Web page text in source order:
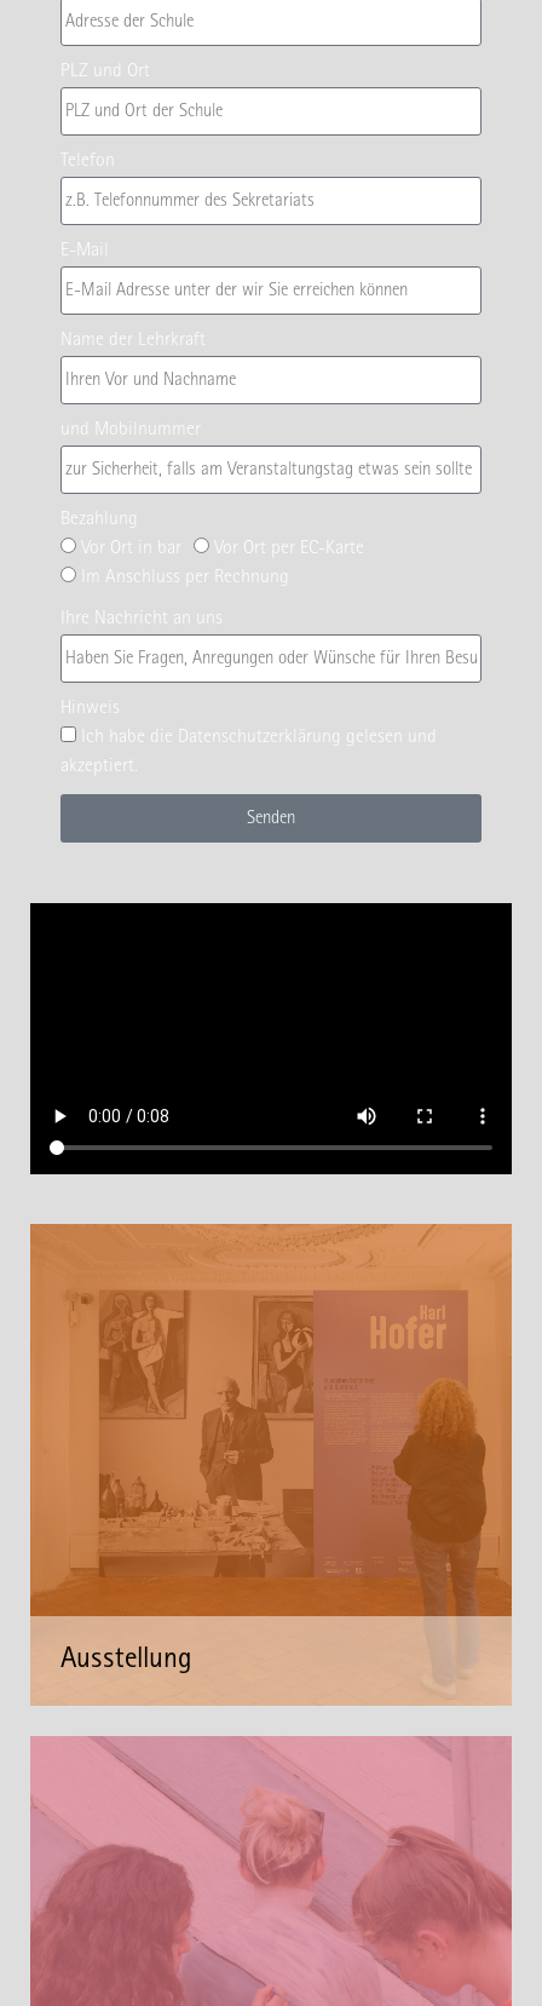
PLZ und Ort
Telefon
E-Mail
Name der Lehrkraft
und Mobilnummer
Bezahlung
Vor Ort in bar
Vor Ort per EC-Karte
Im Anschluss per Rechnung
Ihre Nachricht an uns
Hinweis
Ich habe die Datenschutzerklärung gelesen und
akzeptiert.
Senden
Ausstellung